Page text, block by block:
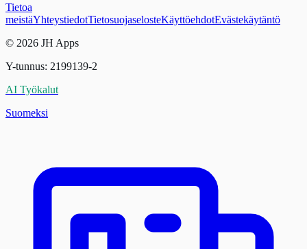
Tietoa
meistäYhteystiedotTietosuojaselosteKäyttöehdotEvästekäytäntö
© 2026 JH Apps
Y-tunnus: 2199139-2
AI Työkalut
Suomeksi